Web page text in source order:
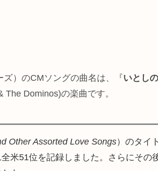
ズ）のCMソングの曲名は、『いとし
Dominos)の楽曲です。
Other Assorted Love Songs）のタイ
米51位を記録しました。さらにその